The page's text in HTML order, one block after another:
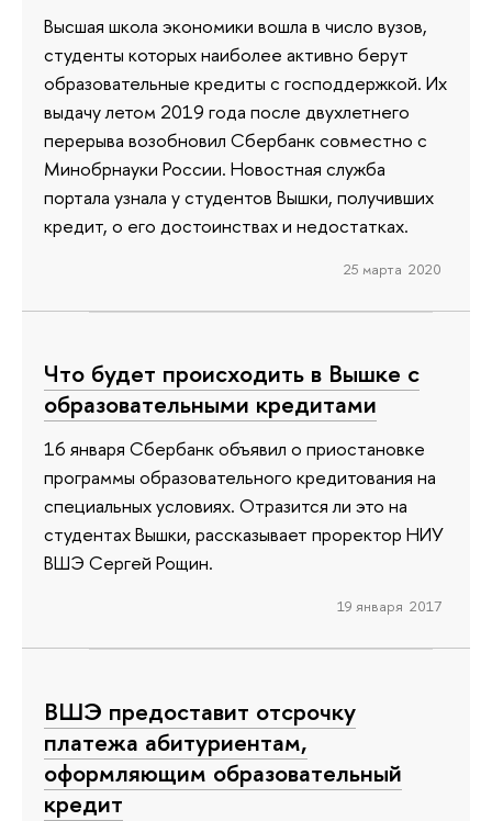
Высшая школа экономики вошла в число вузов,
студенты которых наиболее активно берут
образовательные кредиты с господдержкой. Их
выдачу летом 2019 года после двухлетнего
перерыва возобновил Сбербанк совместно с
Минобрнауки России. Новостная служба
портала узнала у студентов Вышки, получивших
кредит, о его достоинствах и недостатках.
25 марта 2020
Что будет происходить в Вышке с
образовательными кредитами
16 января Сбербанк объявил о приостановке
программы образовательного кредитования на
специальных условиях. Отразится ли это на
студентах Вышки, рассказывает проректор НИУ
ВШЭ Сергей Рощин.
19 января 2017
ВШЭ предоставит отсрочку
платежа абитуриентам,
оформляющим образовательный
кредит